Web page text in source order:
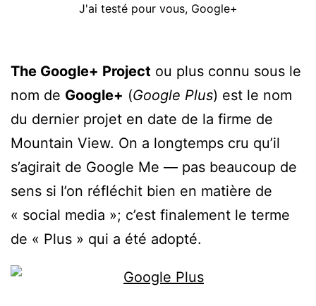
J'ai testé pour vous, Google+
The Google+ Project ou plus connu sous le
nom de Google+ (Google Plus) est le nom
du dernier projet en date de la firme de
Mountain View. On a longtemps cru qu’il
s’agirait de Google Me — pas beaucoup de
sens si l’on réfléchit bien en matière de
« social media »; c’est finalement le terme
de « Plus » qui a été adopté.